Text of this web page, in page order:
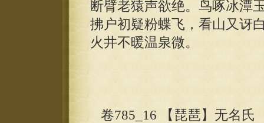
断臂老猿声欲绝。鸟啄冰潭
拂户初疑粉蝶飞，看山又讶
火井不暖温泉微。
卷785_16 【琵琶】无名氏